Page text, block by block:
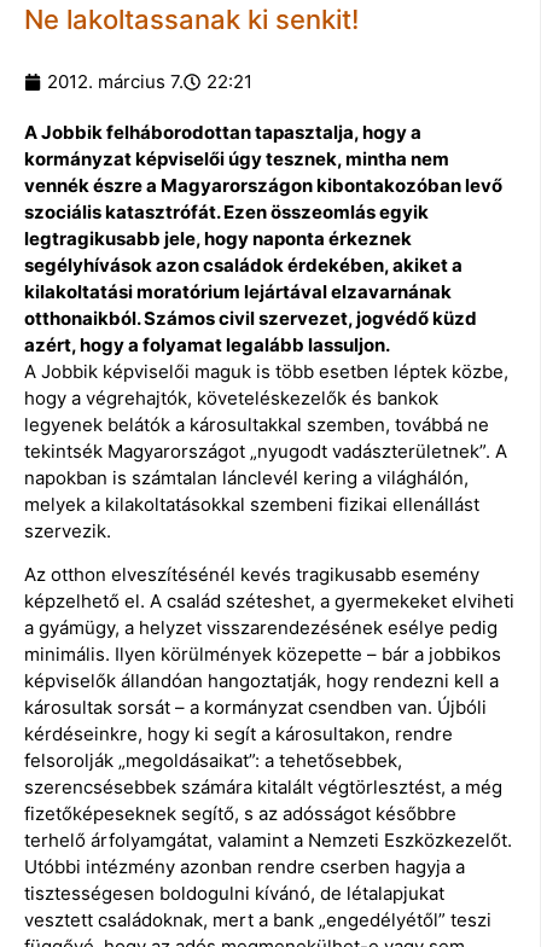
Ne lakoltassanak ki senkit!
2012. március 7. 22:21
A Jobbik felháborodottan tapasztalja, hogy a
kormányzat képviselői úgy tesznek, mintha nem
vennék észre a Magyarországon kibontakozóban levő
szociális katasztrófát. Ezen összeomlás egyik
legtragikusabb jele, hogy naponta érkeznek
segélyhívások azon családok érdekében, akiket a
kilakoltatási moratórium lejártával elzavarnának
otthonaikból. Számos civil szervezet, jogvédő küzd
azért, hogy a folyamat legalább lassuljon.
A Jobbik képviselői maguk is több esetben léptek közbe,
hogy a végrehajtók, követeléskezelők és bankok
legyenek belátók a károsultakkal szemben, továbbá ne
tekintsék Magyarországot „nyugodt vadászterületnek”. A
napokban is számtalan lánclevél kering a világhálón,
melyek a kilakoltatásokkal szembeni fizikai ellenállást
szervezik.
Az otthon elveszítésénél kevés tragikusabb esemény
képzelhető el. A család széteshet, a gyermekeket elviheti
a gyámügy, a helyzet visszarendezésének esélye pedig
minimális. Ilyen körülmények közepette – bár a jobbikos
képviselők állandóan hangoztatják, hogy rendezni kell a
károsultak sorsát – a kormányzat csendben van. Újbóli
kérdéseinkre, hogy ki segít a károsultakon, rendre
felsorolják „megoldásaikat”: a tehetősebbek,
szerencsésebbek számára kitalált végtörlesztést, a még
fizetőképeseknek segítő, s az adósságot későbbre
terhelő árfolyamgátat, valamint a Nemzeti Eszközkezelőt.
Utóbbi intézmény azonban rendre cserben hagyja a
tisztességesen boldogulni kívánó, de létalapjukat
vesztett családoknak, mert a bank „engedélyétől” teszi